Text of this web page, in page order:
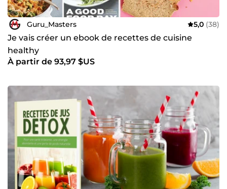
Guru_Masters 5,0 (38)
Je vais créer un ebook de recettes de cuisine
healthy
À partir de 93,97 $US